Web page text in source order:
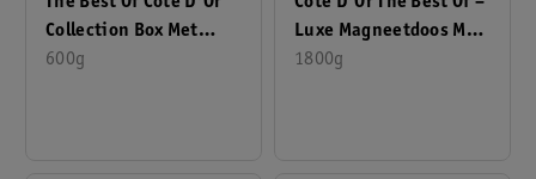
Collection Box Met
Boodschap "Bedankt"
600g
Luxe Magneetdoos Met
Chokotoff, Mini
1800g